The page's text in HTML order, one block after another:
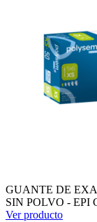
GUANTE DE
SIN POLVO - EPI
Ver producto